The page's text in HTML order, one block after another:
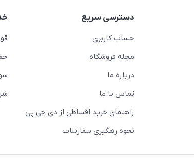
دسترسی سریع
حساب کاربری
مجله فروشگاه
درباره ما
تماس با ما
راهنمای خرید اقساطی از دی جی پی
نحوه رهگیری سفارشات